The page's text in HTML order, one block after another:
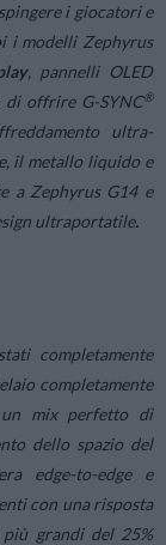
i giocatori e
i modelli Zephyrus
, pannelli OLED
di offrire G-SYNC®
ultra-
il metallo liquido e
a Zephyrus G14 e
ultraportatile.
completamente
completamente
mix perfetto di
dello spazio del
edge-to-edge e
con una risposta
grandi del 25%